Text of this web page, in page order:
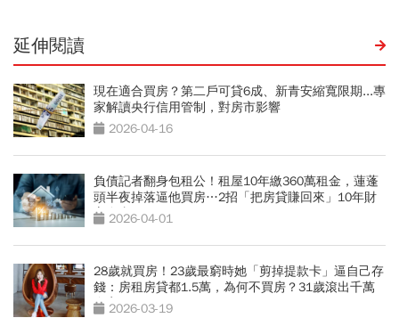
延伸閱讀
現在適合買房？第二戶可貸6成、新青安縮寬限期...專
家解讀央行信用管制，對房市影響
2026-04-16
負債記者翻身包租公！租屋10年繳360萬租金，蓮蓬
頭半夜掉落逼他買房…2招「把房貸賺回來」10年財
富自由
2026-04-01
28歲就買房！23歲最窮時她「剪掉提款卡」逼自己存
錢：房租房貸都1.5萬，為何不買房？31歲滾出千萬
身家2026-03-19